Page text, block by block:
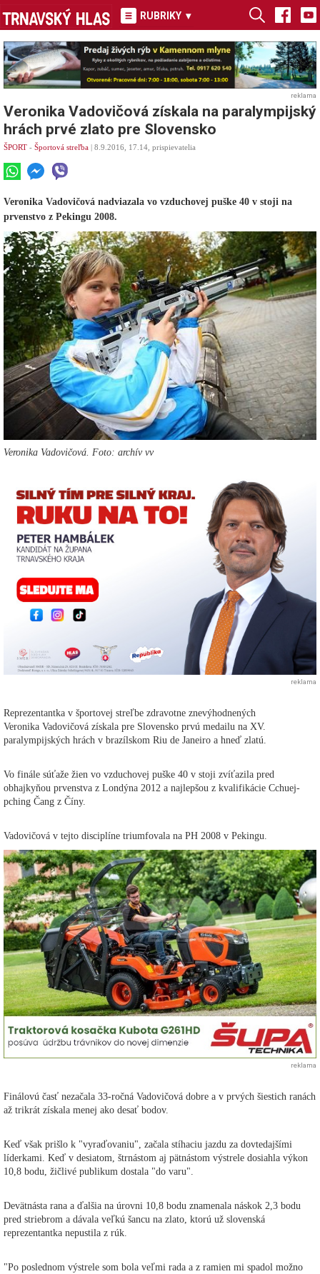
RUBRIKY ▾
reklama
Veronika Vadovičová získala na paralympijský
hrách prvé zlato pre Slovensko
ŠPORT - Športová streľba | 8.9.2016, 17.14, prispievatelia
Veronika Vadovičová nadviazala vo vzduchovej puške 40 v stoji na
prvenstvo z Pekingu 2008.
Veronika Vadovičová. Foto: archív vv
reklama
Reprezentantka v športovej streľbe zdravotne znevýhodnených
Veronika Vadovičová získala pre Slovensko prvú medailu na XV.
paralympijských hrách v brazílskom Riu de Janeiro a hneď zlatú.
Vo finále súťaže žien vo vzduchovej puške 40 v stoji zvíťazila pred
obhajkyňou prvenstva z Londýna 2012 a najlepšou z kvalifikácie Cchuej-
pching Čang z Číny.
Vadovičová v tejto disciplíne triumfovala na PH 2008 v Pekingu.
reklama
Finálovú časť nezačala 33-ročná Vadovičová dobre a v prvých šiestich ranách
až trikrát získala menej ako desať bodov.
Keď však prišlo k "vyraďovaniu", začala stíhaciu jazdu za dovtedajšími
líderkami. Keď v desiatom, štrnástom aj pätnástom výstrele dosiahla výkon
10,8 bodu, žičlivé publikum dostala "do varu".
Devätnásta rana a ďalšia na úrovni 10,8 bodu znamenala náskok 2,3 bodu
pred striebrom a dávala veľkú šancu na zlato, ktorú už slovenská
reprezentantka nepustila z rúk.
"Po poslednom výstrele som bola veľmi rada a z ramien mi spadol možno